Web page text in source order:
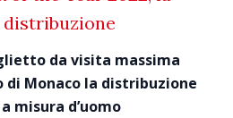
distribuzione
da visita massima
di Monaco la distribuzione
misura d’uomo